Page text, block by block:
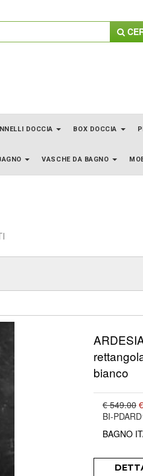
DOCCIA BOX DOCCIA
VASCHE DA BAGNO
bianco
€ 549.00
BI-
BAGNO